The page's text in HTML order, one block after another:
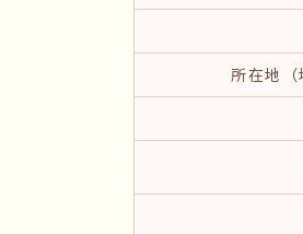
所在地（